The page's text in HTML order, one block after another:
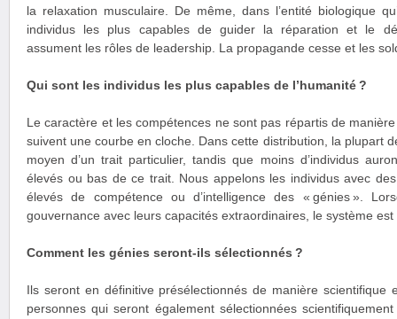
la relaxation musculaire. De même, dans l’entité biologique
individus les plus capables de guider la réparation et le
assument les rôles de leadership. La propagande cesse et les
Qui sont les individus les plus capables de l’humanité ?
Le caractère et les compétences ne sont pas répartis de
suivent une courbe en cloche. Dans cette distribution, la plupart
moyen d’un trait particulier, tandis que moins d’individus
élevés ou bas de ce trait. Nous appelons les individus avec
élevés de compétence ou d’intelligence des « génies ».
gouvernance avec leurs capacités extraordinaires, le système
Comment les génies seront-ils sélectionnés ?
Ils seront en définitive présélectionnés de manière scientifique
personnes qui seront également sélectionnées